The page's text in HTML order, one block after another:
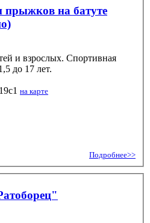
прыжков на батуте
и взрослых. Спортивная
до 17 лет.
на карте
Подробнее>>